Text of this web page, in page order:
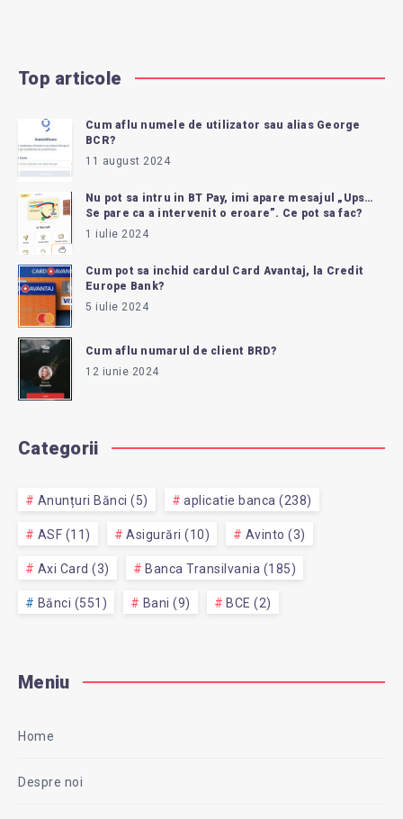
Top articole
Cum aflu numele de utilizator sau alias George
BCR?
11 august 2024
Nu pot sa intru in BT Pay, imi apare mesajul „Ups…
Se pare ca a intervenit o eroare”. Ce pot sa fac?
1 iulie 2024
Cum pot sa inchid cardul Card Avantaj, la Credit
Europe Bank?
5 iulie 2024
Cum aflu numarul de client BRD?
12 iunie 2024
Categorii
Anunțuri Bănci (5) aplicatie banca (238)
ASF (11) Asigurări (10) Avinto (3)
Axi Card (3) Banca Transilvania (185)
Bănci (551) Bani (9) BCE (2)
Meniu
Home
Despre noi